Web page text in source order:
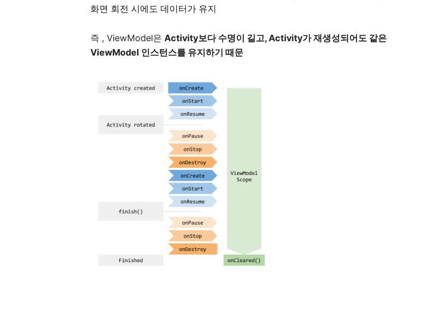
화면 회전 시에도 데이터가 유지
즉 , ViewModel은 Activity보다 수명이 길고, Activity가 재생성되어도 같은
ViewModel 인스턴스를 유지하기 때문